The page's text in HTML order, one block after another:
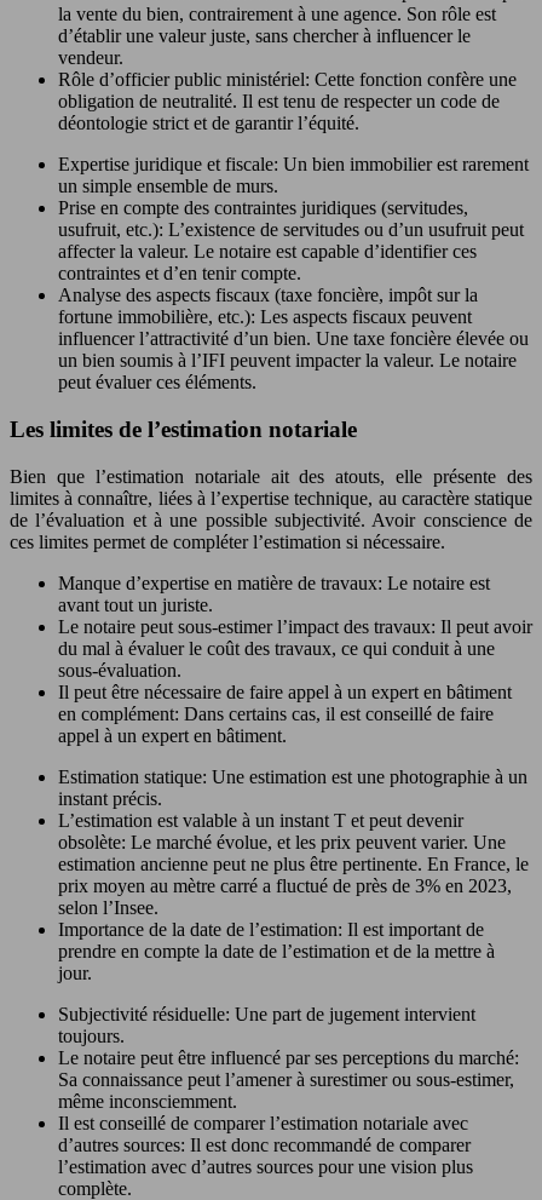
la vente du bien, contrairement à une agence. Son rôle est
d’établir une valeur juste, sans chercher à influencer le
vendeur.
Rôle d’officier public ministériel: Cette fonction confère une
obligation de neutralité. Il est tenu de respecter un code de
déontologie strict et de garantir l’équité.
Expertise juridique et fiscale: Un bien immobilier est rarement
un simple ensemble de murs.
Prise en compte des contraintes juridiques (servitudes,
usufruit, etc.): L’existence de servitudes ou d’un usufruit peut
affecter la valeur. Le notaire est capable d’identifier ces
contraintes et d’en tenir compte.
Analyse des aspects fiscaux (taxe foncière, impôt sur la
fortune immobilière, etc.): Les aspects fiscaux peuvent
influencer l’attractivité d’un bien. Une taxe foncière élevée ou
un bien soumis à l’IFI peuvent impacter la valeur. Le notaire
peut évaluer ces éléments.
Les limites de l’estimation notariale
Bien que l’estimation notariale ait des atouts, elle présente des
limites à connaître, liées à l’expertise technique, au caractère statique
de l’évaluation et à une possible subjectivité. Avoir conscience de
ces limites permet de compléter l’estimation si nécessaire.
Manque d’expertise en matière de travaux: Le notaire est
avant tout un juriste.
Le notaire peut sous-estimer l’impact des travaux: Il peut avoir
du mal à évaluer le coût des travaux, ce qui conduit à une
sous-évaluation.
Il peut être nécessaire de faire appel à un expert en bâtiment
en complément: Dans certains cas, il est conseillé de faire
appel à un expert en bâtiment.
Estimation statique: Une estimation est une photographie à un
instant précis.
L’estimation est valable à un instant T et peut devenir
obsolète: Le marché évolue, et les prix peuvent varier. Une
estimation ancienne peut ne plus être pertinente. En France, le
prix moyen au mètre carré a fluctué de près de 3% en 2023,
selon l’Insee.
Importance de la date de l’estimation: Il est important de
prendre en compte la date de l’estimation et de la mettre à
jour.
Subjectivité résiduelle: Une part de jugement intervient
toujours.
Le notaire peut être influencé par ses perceptions du marché:
Sa connaissance peut l’amener à surestimer ou sous-estimer,
même inconsciemment.
Il est conseillé de comparer l’estimation notariale avec
d’autres sources: Il est donc recommandé de comparer
l’estimation avec d’autres sources pour une vision plus
complète.